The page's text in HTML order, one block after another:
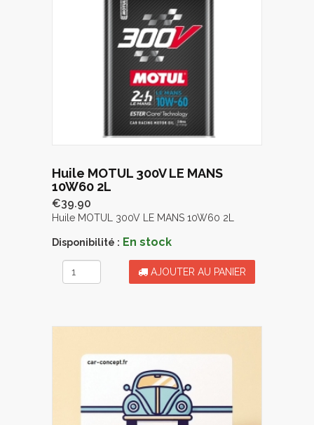
Huile MOTUL 300V LE MANS
10W60 2L
€39.90
Huile MOTUL 300V LE MANS 10W60 2L
Disponibilité : En stock
AJOUTER AU PANIER